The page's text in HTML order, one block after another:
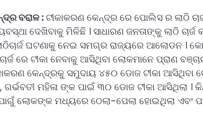
ବରାଳ :ଟୀକାକରଣ କେନ୍ଦ୍ର ରେ ପୋଲିସ ର ଲାଠି
ଦେଖିବାକୁ ମିଳିଛି । ସାଧାରଣ ଜନତାଙ୍କୁ ଲାଠି
ଘଟଣାକୁ ନେଇ ସମଗ୍ର ରାଜ୍ୟରେ ଆଲୋଡନ ।
ରେ ଟୀକା ନେବାକୁ ଆସିଥିବା ଲୋକମାନେ ପ୍ରାଣ
କେନ୍ଦ୍ରକୁ ସମୁଦାୟ ୪୫୦ ଡୋଜ ଟୀକା ଆସିଥିବା
ମହିଳା ଙ୍କ ପାଇଁ ୩୦ ଡୋଜ ଟୀକା ଆସିଥିଲା
ଲୋକଙ୍କ ମଧ୍ୟରେ ଠେଲା-ପେଲା ହୋଇଥିଲା